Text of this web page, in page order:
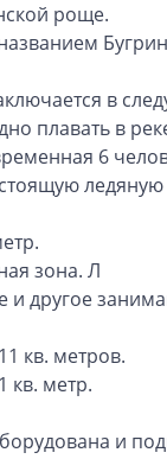
роще.
в
плавать в
6
ледяную
зона. Л
и другое
кв. метров.
кв. метр.
и